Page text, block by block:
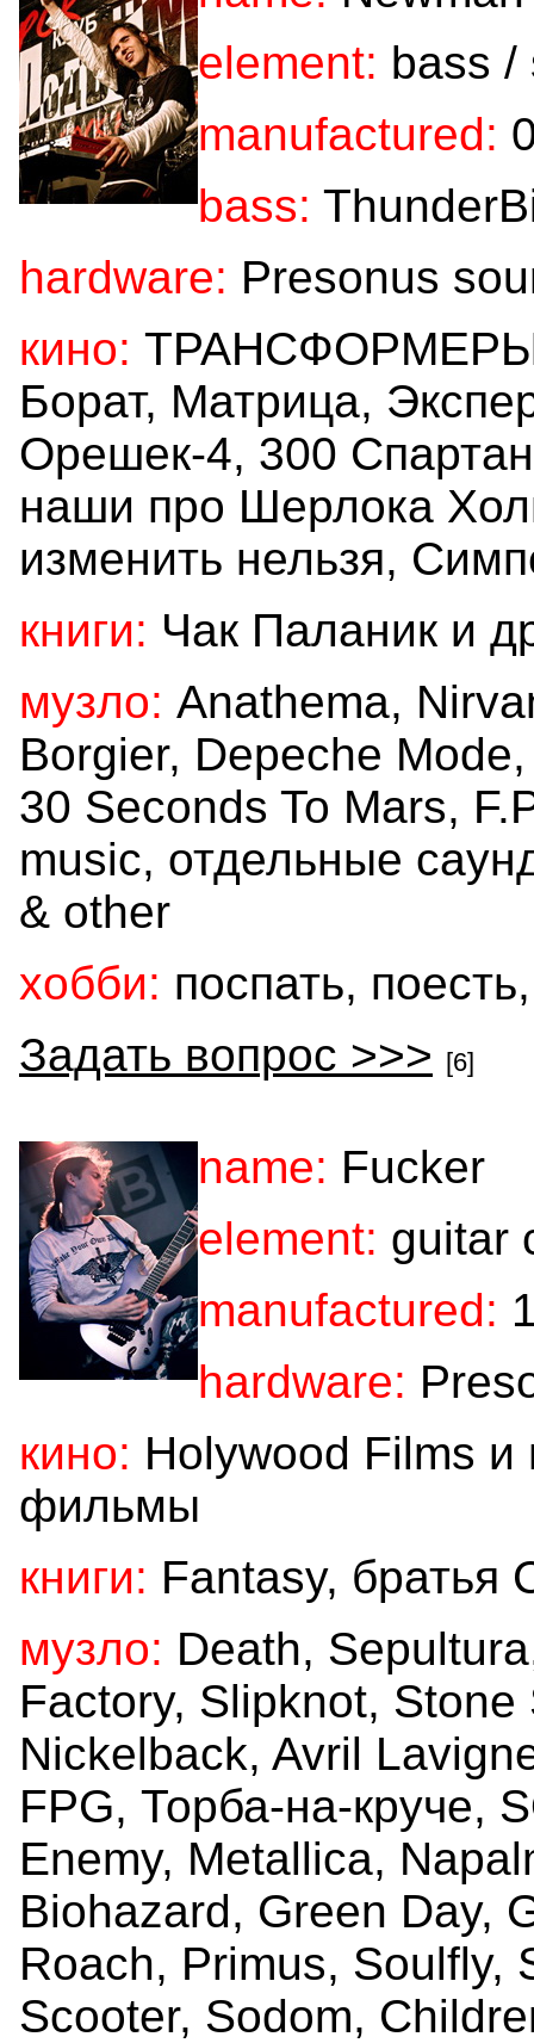
element: bass /
manufactured:
bass:
hardware: Presonus
кино: ТРАНСФОРМЕРЫ!
Борат, Матрица,
Орешек-4, 300
наши про Шерлока
изменить нельзя,
книги: Чак Паланик и
музло: Anathema,
Borgier, Depeche
30 Seconds To Mars,
music, отдельные
& other
хобби: поспать,
Задать вопрос >>> [6]
name: Fucker
element: guitar
manufactured:
hardware:
кино: Holywood Films и
фильмы
книги: Fantasy, братья
музло: Death,
Factory, Slipknot,
Nickelback, Avril
FPG, Торба-на-круче,
Enemy, Metallica,
Biohazard, Green Day,
Roach, Primus, Soulfly,
Scooter, Sodom,